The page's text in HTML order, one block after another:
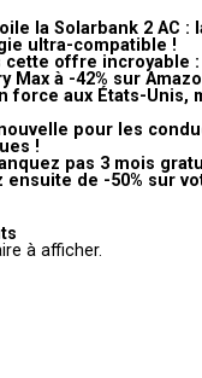
la Solarbank 2 AC :
ultra-compatible !
cette offre incroyable
Max à -42% sur
force aux États-Unis,
pour les
!
pas 3 mois
ensuite de -50% sur
à afficher.